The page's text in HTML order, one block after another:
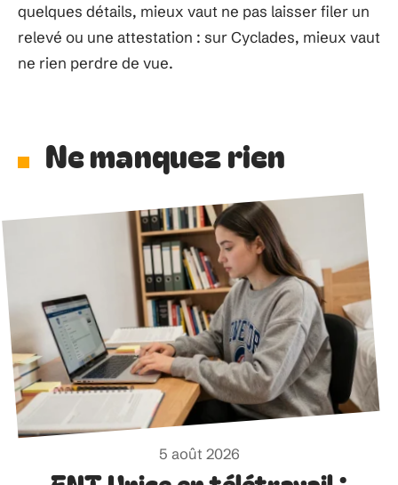
quelques détails, mieux vaut ne pas laisser filer un
relevé ou une attestation : sur Cyclades, mieux vaut
ne rien perdre de vue.
Ne manquez rien
5 août 2026